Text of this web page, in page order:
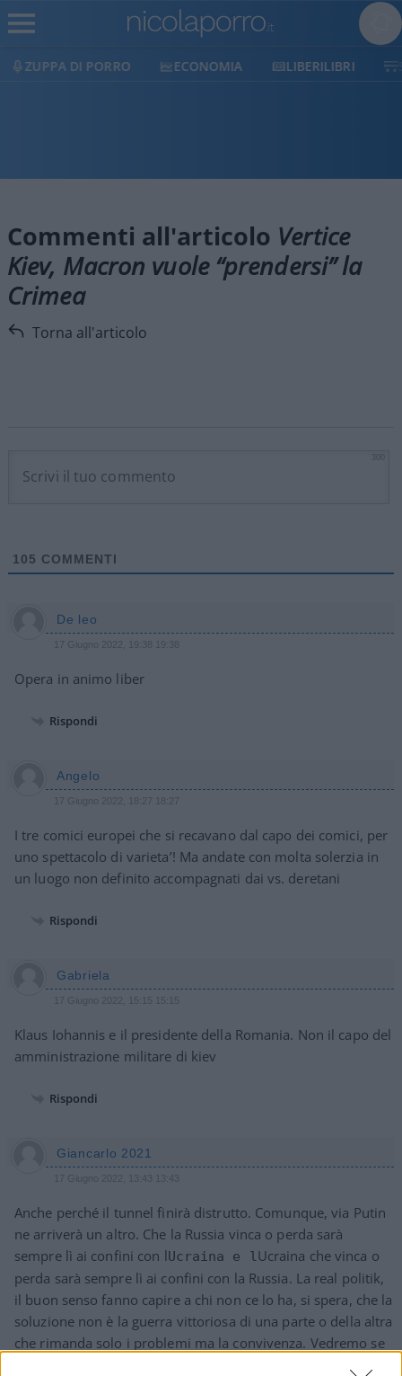
ZUPPA DI PORRO ECONOMIA LIBERILIBRI
Commenti all'articolo Vertice
Kiev, Macron vuole “prendersi” la
Crimea
Torna all'articolo
105 COMMENTI
De leo
17 Giugno 2022, 19:38 19:38
Opera in animo liber
Rispondi
Angelo
17 Giugno 2022, 18:27 18:27
I tre comici europei che si recavano dal capo dei comici, per
uno spettacolo di varieta’! Ma andate con molta solerzia in
un luogo non definito accompagnati dai vs. deretani
Rispondi
Gabriela
17 Giugno 2022, 15:15 15:15
Klaus Iohannis e il presidente della Romania. Non il capo del
amministrazione militare di kiev
Rispondi
Giancarlo 2021
17 Giugno 2022, 13:43 13:43
Anche perché il tunnel finirà distrutto. Comunque, via Putin
ne arriverà un altro. Che la Russia vinca o perda sarà
sempre lì ai confini con lUcraina e lUcraina che vinca o
perda sarà sempre lì ai confini con la Russia. La real politik,
il buon senso fanno capire a chi non ce lo ha, si spera, che la
soluzione non è la guerra vittoriosa di una parte o della altra
che rimanda solo i problemi ma la convivenza. Vedremo se